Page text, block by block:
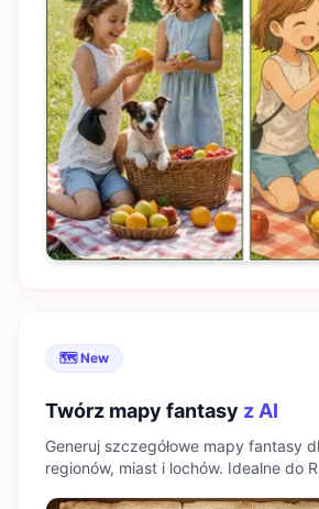
🗺️ New
Twórz mapy fantasy z AI
Generuj szczegółowe mapy fantasy
regionów, miast i lochów. Idealne do